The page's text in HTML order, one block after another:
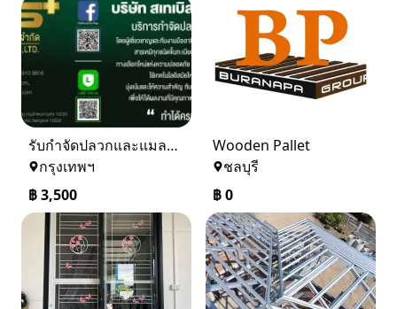
รับกำจัดปลวกและแมลง ในราคาเริ่มเพียง 3,500 บาท
กรุงเทพฯ
฿3,500
Wooden Pallet
ชลบุรี
฿0